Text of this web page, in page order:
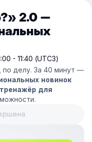
2.0 —
- 11:40 (UTC3)
по делу. За 40 минут —
новинок
для